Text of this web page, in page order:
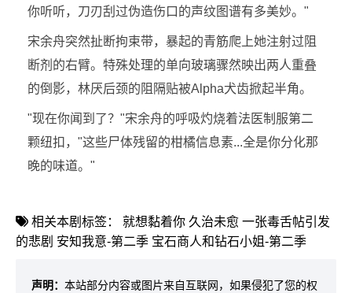
你听听，刀刃刮过伪造伤口的声纹图谱有多美妙。"
宋余舟突然扯断拘束带，暴起的青筋爬上她注射过阻
断剂的右臂。特殊处理的单向玻璃骤然映出两人重叠
的倒影，林厌后颈的阻隔贴被Alpha犬齿掀起半角。
"现在你闻到了？"宋余舟的呼吸灼烧着法医制服第二
颗纽扣，"这些尸体残留的柑橘信息素...全是你分化那
晚的味道。"
相关本剧标签： 就想黏着你 久治未愈 一张毒舌帖引发
的悲剧 安知我意-第二季 宝石商人和钻石小姐-第二季
声明： 本站部分内容或图片来自互联网，如果侵犯了您的权